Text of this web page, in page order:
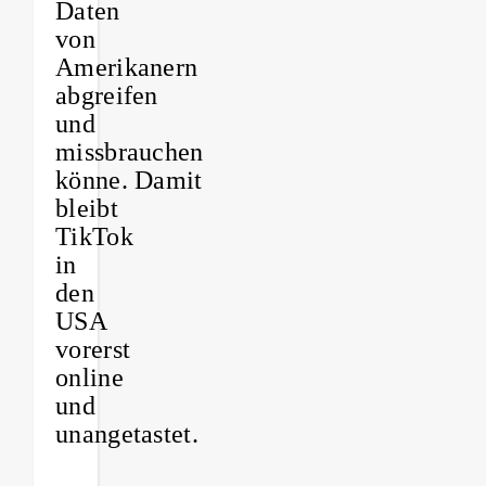
Daten
von
Amerikanern
abgreifen
und
missbrauchen
könne. Damit
bleibt
TikTok
in
den
USA
vorerst
online
und
unangetastet.